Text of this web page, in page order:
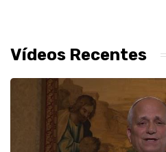
Vídeos Recentes